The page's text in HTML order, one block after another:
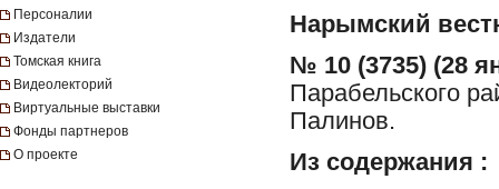
Персоналии
Издатели
Томская книга
Видеолекторий
Виртуальные выставки
Фонды партнеров
О проекте
Нарымский
№ 10 (3735) (28
Парабельского
Палинов.
Из содержания :